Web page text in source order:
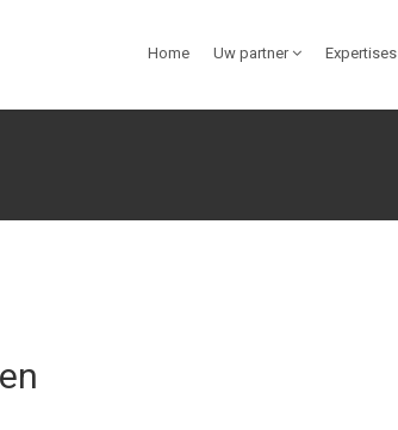
Home Uw partner Expertises